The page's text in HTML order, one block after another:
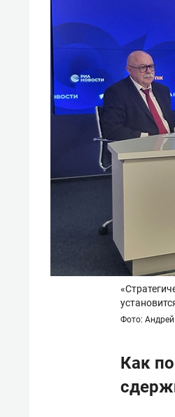
Фото:
Как